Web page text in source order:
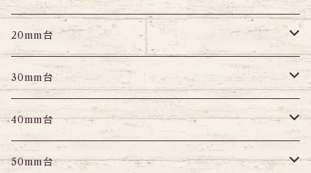
パーツ
パーツ
エキスパンダー
パーツ
アイレット
エキスパンダー
パーツ
プラグ
アイレット
パーツ
トンネル
プラグ
アイレット
パーツ
20mm台
トンネル
プラグ
アイレット
30mm台
トンネル
プラグ
40mm台
トンネル
50mm台